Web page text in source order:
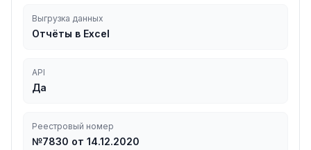
Выгрузка данных
Отчёты в Excel
API
Да
Реестровый номер
№7830 от 14.12.2020